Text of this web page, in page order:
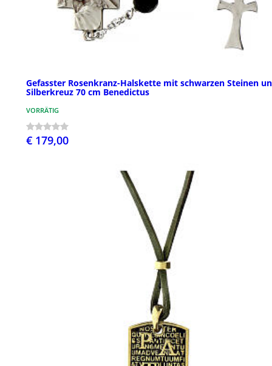
Gefasster Rosenkranz-Halskette mit schwarzen Steinen
Silberkreuz 70 cm Benedictus
VORRÄTIG
€ 179,00